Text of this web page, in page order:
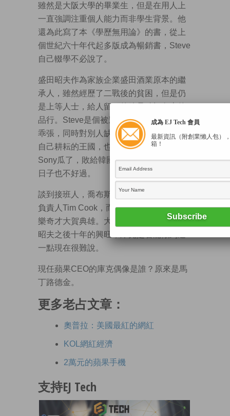
雖然是大阪大學的畢業生，但是在用人上
一直強調注重個人能力而非學生背景。他
還為此寫了本《學歷無用論》的書，從上
個世紀六十年代起多版成為暢銷書，Steve
自己輟學不必說了。
盛田昭夫作為家族企業盛田酒業原本的繼
承人，雖然經歷了二戰後的貧困，但是仍
是上等人士，給人留下的總是積極向上的
品行。Steve是個被遺棄的孤兒，從小品行
乖張，同時對別人缺乏信任。二人離開了
自己耕耘的王國，也帶走了王國的靈魂。
Sony瓜了，敗給韓國三星，Apple未來的
日子也不好過。
談到接班人，喬布斯選擇了產品及供應鏈
負責人Tim Cook，而盛田昭夫選擇的是音
樂奇才大賀典雄。大賀保證了索尼在盛田
昭夫之後十年的興旺，庫克是否能做到這
一點現在很難說。
現任蘋果CEO的庫克偶像是誰？原來是馬
丁路德金。
更多老占文章：
奧普拉：美國最紅的網紅
KOL網紅經濟
2萬元的蘋果手機
支持EJ Tech
成為 EJ Tech 會員
最新資訊（附創業懶人包）
箱！